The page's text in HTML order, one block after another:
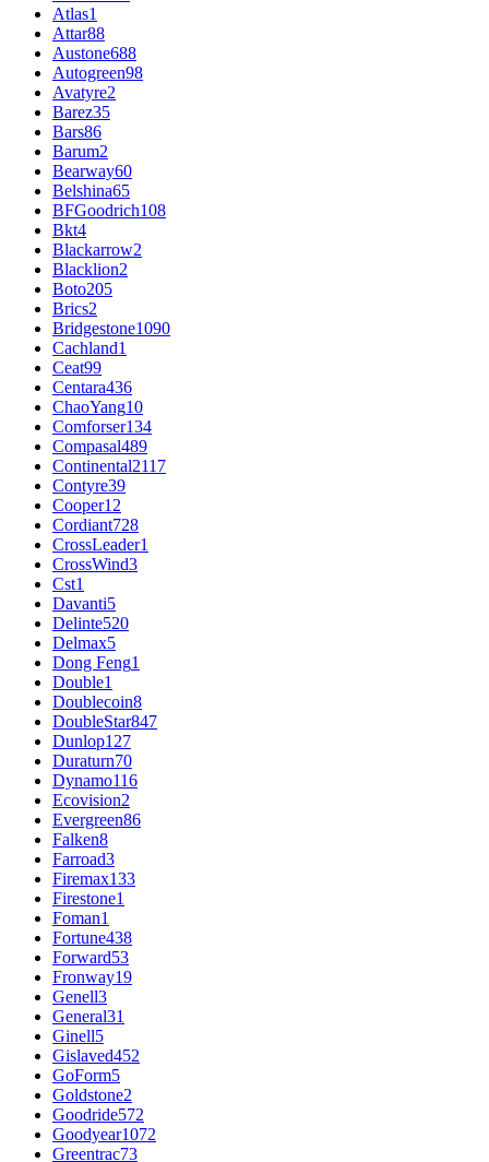
Atlas1
Attar88
Austone688
Autogreen98
Avatyre2
Barez35
Bars86
Barum2
Bearway60
Belshina65
BFGoodrich108
Bkt4
Blackarrow2
Blacklion2
Boto205
Brics2
Bridgestone1090
Cachland1
Ceat99
Centara436
ChaoYang10
Comforser134
Compasal489
Continental2117
Contyre39
Cooper12
Cordiant728
CrossLeader1
CrossWind3
Cst1
Davanti5
Delinte520
Delmax5
Dong Feng1
Double1
Doublecoin8
DoubleStar847
Dunlop127
Duraturn70
Dynamo116
Ecovision2
Evergreen86
Falken8
Farroad3
Firemax133
Firestone1
Foman1
Fortune438
Forward53
Fronway19
Genell3
General31
Ginell5
Gislaved452
GoForm5
Goldstone2
Goodride572
Goodyear1072
Greentrac73